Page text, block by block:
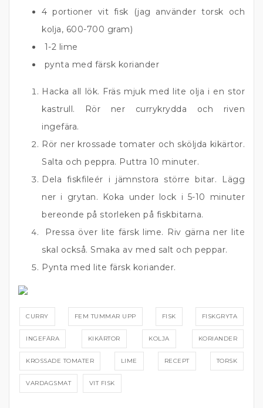
4 portioner vit fisk (jag använder torsk och
kolja, 600-700 gram)
1-2 lime
pynta med färsk koriander
Hacka all lök. Fräs mjuk med lite olja i en stor
kastrull. Rör ner currykrydda och riven
ingefära.
Rör ner krossade tomater och sköljda kikärtor.
Salta och peppra. Puttra 10 minuter.
Dela fiskfileér i jämnstora större bitar. Lägg
ner i grytan. Koka under lock i 5-10 minuter
bereonde på storleken på fiskbitarna.
Pressa över lite färsk lime. Riv gärna ner lite
skal också. Smaka av med salt och peppar.
Pynta med lite färsk koriander.
CURRY FEM TUMMAR UPP FISK FISKGRYTA
INGEFÄRA KIKÄRTOR KOLJA KORIANDER
KROSSADE TOMATER LIME RECEPT TORSK
VARDAGSMAT VIT FISK